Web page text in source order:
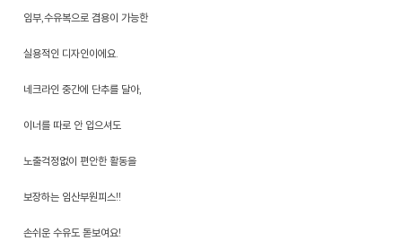
임부,수유복으로 겸용이 가능한
실용적인 디자인이에요.
네크라인 중간에 단추를 달아,
이너를 따로 안 입으셔도
노출걱정없이 편안한 활동을
보장하는 임산부원피스!!
손쉬운 수유도 돋보여요!